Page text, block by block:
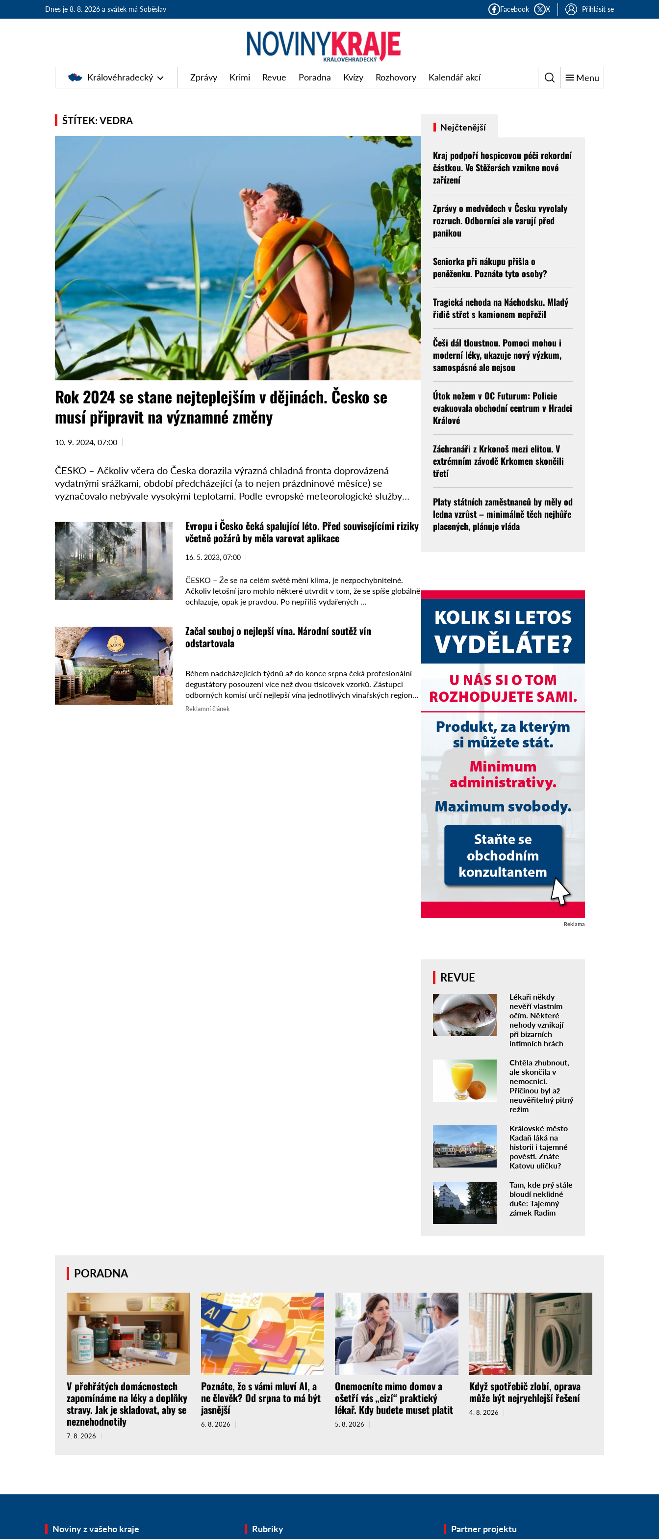
Dnes je 8. 8. 2026 a svátek má Soběslav Facebook X Přihlásit se
Královéhradecký Zprávy Krimi Revue Poradna Kvízy Rozhovory Kalendář akcí Menu
ŠTÍTEK: VEDRA
Rok 2024 se stane nejteplejším v dějinách. Česko se
musí připravit na významné změny
10. 9. 2024, 07:00
ČESKO – Ačkoliv včera do Česka dorazila výrazná chladná fronta doprovázená
vydatnými srážkami, období předcházející (a to nejen prázdninové měsíce) se
vyznačovalo nebývale vysokými teplotami. Podle evropské meteorologické služby
Evropu i Česko čeká spalující léto. Před souvisejícími riziky
včetně požárů by měla varovat aplikace
16. 5. 2023, 07:00
ČESKO – Že se na celém světě mění klima, je nezpochybnitelné.
Ačkoliv letošní jaro mohlo některé utvrdit v tom, že se spíše globálně
ochlazuje, opak je pravdou. Po nepříliš vydařených …
Začal souboj o nejlepší vína. Národní soutěž vín
odstartovala
Během nadcházejících týdnů až do konce srpna čeká profesionální
degustátory posouzení více než dvou tisícovek vzorků. Zástupci
odborných komisí určí nejlepší vína jednotlivých vinařských regionů,
která se posléze utkají o ...
Reklamní článek
Nejčtenější
Kraj podpoří hospicovou péči rekordní
částkou. Ve Stěžerách vznikne nové
zařízení
Zprávy o medvědech v Česku vyvolaly
rozruch. Odborníci ale varují před
panikou
Seniorka při nákupu přišla o
peněženku. Poznáte tyto osoby?
Tragická nehoda na Náchodsku. Mladý
řidič střet s kamionem nepřežil
Češi dál tloustnou. Pomoci mohou i
moderní léky, ukazuje nový výzkum,
samospásné ale nejsou
Útok nožem v OC Futurum: Policie
evakuovala obchodní centrum v Hradci
Králové
Záchranáři z Krkonoš mezi elitou. V
extrémním závodě Krkomen skončili
třetí
Platy státních zaměstnanců by měly od
ledna vzrůst – minimálně těch nejhůře
placených, plánuje vláda
Reklama
REVUE
Lékaři někdy
nevěří vlastním
očím. Některé
nehody vznikají
při bizarních
intimních hrách
Chtěla zhubnout,
ale skončila v
nemocnici.
Příčinou byl až
neuvěřitelný pitný
režim
Královské město
Kadaň láká na
historii i tajemné
pověsti. Znáte
Katovu uličku?
Tam, kde prý stále
bloudí neklidné
duše: Tajemný
zámek Radim
PORADNA
V přehřátých domácnostech
zapomínáme na léky a doplňky
stravy. Jak je skladovat, aby se
neznehodnotily
7. 8. 2026
Poznáte, že s vámi mluví AI, a
ne člověk? Od srpna to má být
jasnější
6. 8. 2026
Onemocníte mimo domov a
ošetří vás „cizí“ praktický
lékař. Kdy budete muset platit
5. 8. 2026
Když spotřebič zlobí, oprava
může být nejrychlejší řešení
4. 8. 2026
Noviny z vašeho kraje Rubriky Partner projektu